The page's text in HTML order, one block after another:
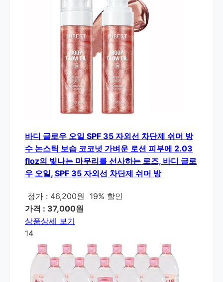
바디 글로우 오일 SPF 35 자외선 차단제 쉬머 방
수 논스틱 보습 코코넛 가벼운 로션 피부에 2.03
floz의 빛나는 마무리를 선사하는 로즈, 바디 글로
우 오일, SPF 35 자외선 차단제 쉬머 방
정가 : 46,200원
19% 할인
가격 : 37,000원
상품상세 보기
14